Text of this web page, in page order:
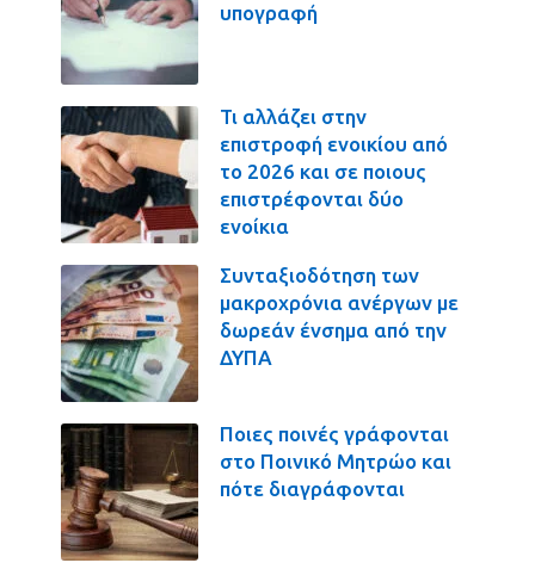
υπογραφή
Τι αλλάζει στην
επιστροφή ενοικίου από
το 2026 και σε ποιους
επιστρέφονται δύο
ενοίκια
Συνταξιοδότηση των
μακροχρόνια ανέργων με
δωρεάν ένσημα από την
ΔΥΠΑ
Ποιες ποινές γράφονται
στο Ποινικό Μητρώο και
πότε διαγράφονται